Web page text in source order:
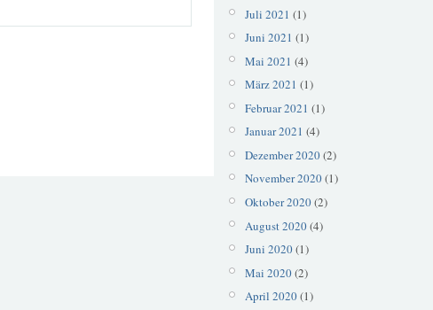
Juli 2021 (1)
Juni 2021 (1)
Mai 2021 (4)
März 2021 (1)
Februar 2021 (1)
Januar 2021 (4)
Dezember 2020(2)
November 2020(1)
Oktober 2020(2)
August 2020(4)
Juni 2020(1)
Mai 2020(2)
April 2020(1)